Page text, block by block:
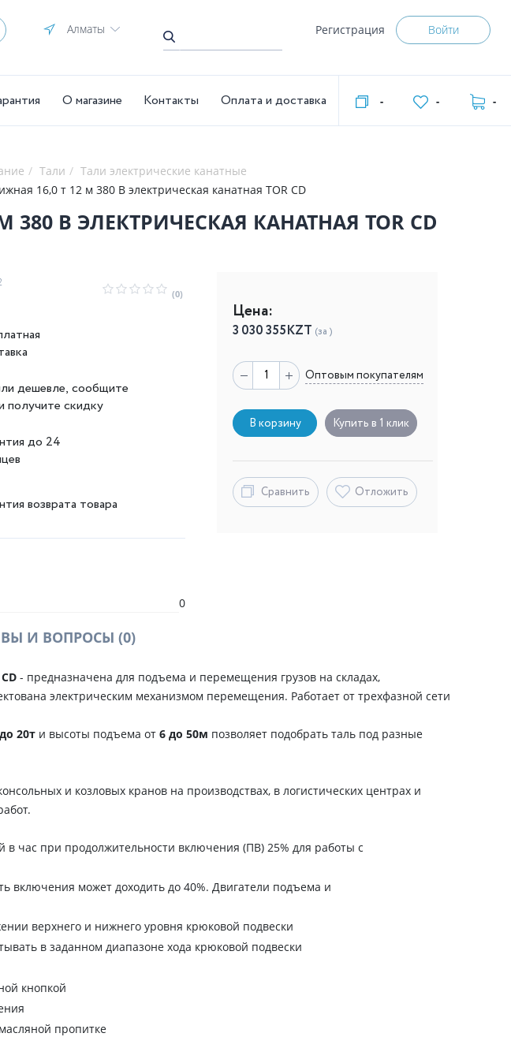
Алматы Регистрация Войти
О магазине Контакты Оплата и доставка - - -
Тали
Тали электрические канатные
16,0 т 12 м 380 В электрическая канатная TOR CD
В ЭЛЕКТРИЧЕСКАЯ КАНАТНАЯ TOR CD
(0)
дешевле, сообщите
получите скидку
до 24
возврата товара
0
Цена:
3 030 355KZT (за )
Оптовым покупателям
В корзину Купить в 1 клик
Сравнить Отложить
И ВОПРОСЫ (0)
- предназначена для подъема и перемещения грузов на складах,
электрическим механизмом перемещения. Работает от трехфазной сети
20т и высоты подъема от 6 до 50м позволяет подобрать таль под разные
и козловых кранов на производствах, в логистических центрах и
час при продолжительности включения (ПВ) 25% для работы с
включения может доходить до 40%. Двигатели подъема и
верхнего и нижнего уровня крюковой подвески
в заданном диапазоне хода крюковой подвески
кнопкой
пропитке